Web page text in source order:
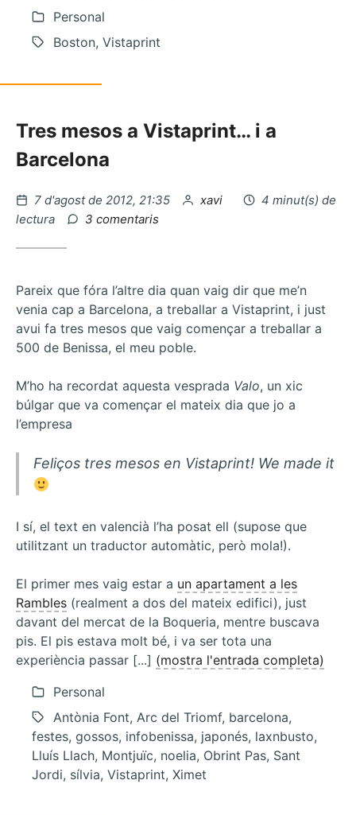
Personal
Boston, Vistaprint
Tres mesos a Vistaprint… i a
Barcelona
Publicat
el
7 d'agost de 2012, 21:35 per
xavi
4 minut(s) de
lectura
3 comentaris
el
so
Pareix que fóra l’altre dia quan vaig dir que me’n
venia cap a Barcelona, a treballar a Vistaprint, i just
avui fa tres mesos que vaig començar a treballar a
500 de Benissa, el meu poble.
M’ho ha recordat aquesta vesprada Valo, un xic
búlgar que va començar el mateix dia que jo a
l’empresa
Feliços tres mesos en Vistaprint! We made it
I sí, el text en valencià l’ha posat ell (supose que
utilitzant un traductor automàtic, però mola!).
El primer mes vaig estar a un apartament a les
Rambles (realment a dos del mateix edifici), just
davant del mercat de la Boqueria, mentre buscava
pis. El pis estava molt bé, i va ser tota una
experiència passar [...] (mostra l'entrada completa)
Personal
Antònia Font, Arc del Triomf, barcelona,
festes, gossos, infobenissa, japonés, laxnbusto,
Lluís Llach, Montjuïc, noelia, Obrint Pas, Sant
Jordi, sílvia, Vistaprint, Ximet